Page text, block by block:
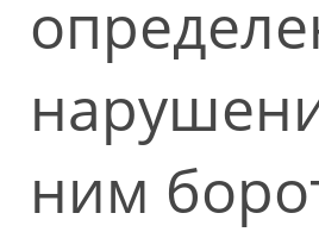
ним